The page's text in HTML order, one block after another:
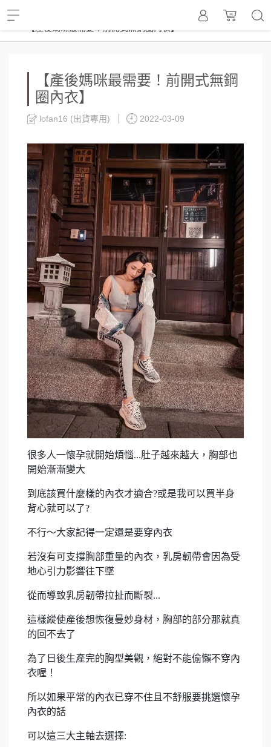
【產後媽咪最需要！前開式無鋼
圈內衣】
lofan16 (出貨專用) 2022-03-09
很多人一懷孕就開始煩惱...肚子越來越大，胸部也
開始漸漸變大
到底該買什麼樣的內衣才適合?或是我可以買半身
背心就可以了?
不行～大家記得一定還是要穿內衣
若沒有可支撐胸部重量的內衣，乳房韌帶會因為受
地心引力影響往下墜
從而導致乳房韌帶拉扯而斷裂...
這樣縱使產後想恢復曼妙身材，胸部的部分那就真
的回不去了
為了日後生產完的胸型美觀，絕對不能偷懶不穿內
衣喔！
所以如果平常的內衣已穿不住且不舒服要挑選懷孕
內衣的話
可以這三大主軸去選擇: